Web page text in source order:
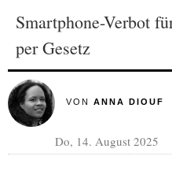
Smartphone-Verbot
per Gesetz
VON ANNA DIOUF
Do, 14. August 2025